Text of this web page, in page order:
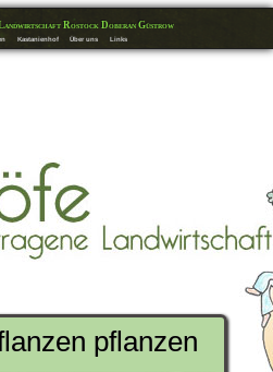
Rostock Doberan Güstrow
Kastanienhof Über uns Links
pflanzen